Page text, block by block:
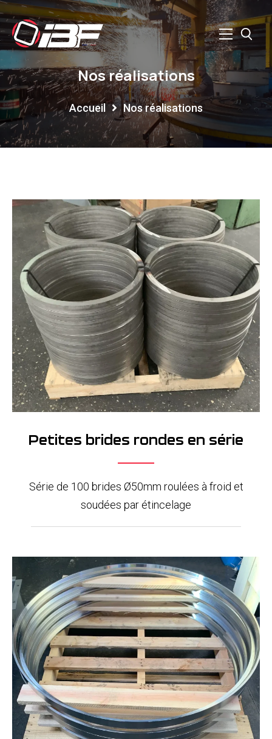
Nos réalisations
Accueil Nos réalisations
Petites brides rondes en série
Série de 100 brides Ø50mm roulées à froid et
soudées par étincelage